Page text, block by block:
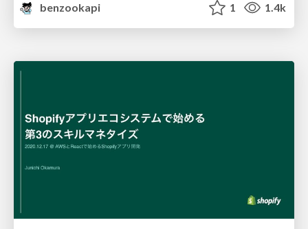
benzookapi
1 1.4k